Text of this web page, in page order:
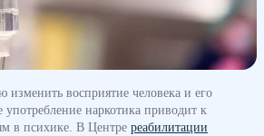
восприятие человека и его
употребление наркотика приводит к
в психике. В Центре реабилитации